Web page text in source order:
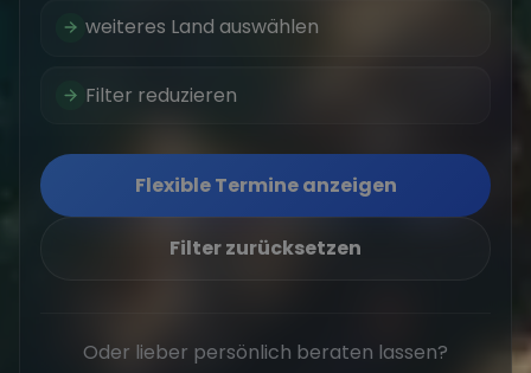
weiteres Land auswählen
Filter reduzieren
Flexible Termine anzeigen
Filter zurücksetzen
Oder lieber persönlich beraten lassen?